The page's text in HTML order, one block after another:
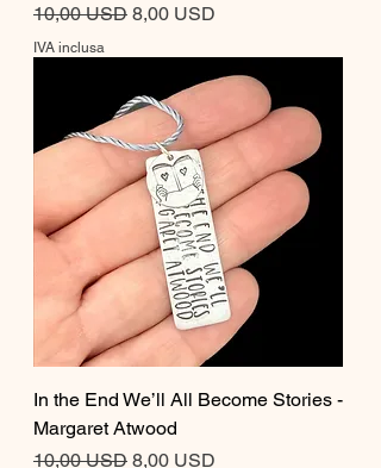
Prezzo regolare
10,00 USD Prezzo scontato
8,00 USD
IVA inclusa
In the End We’ll All Become Stories -
Margaret Atwood
Prezzo regolare
10,00 USD Prezzo scontato
8,00 USD